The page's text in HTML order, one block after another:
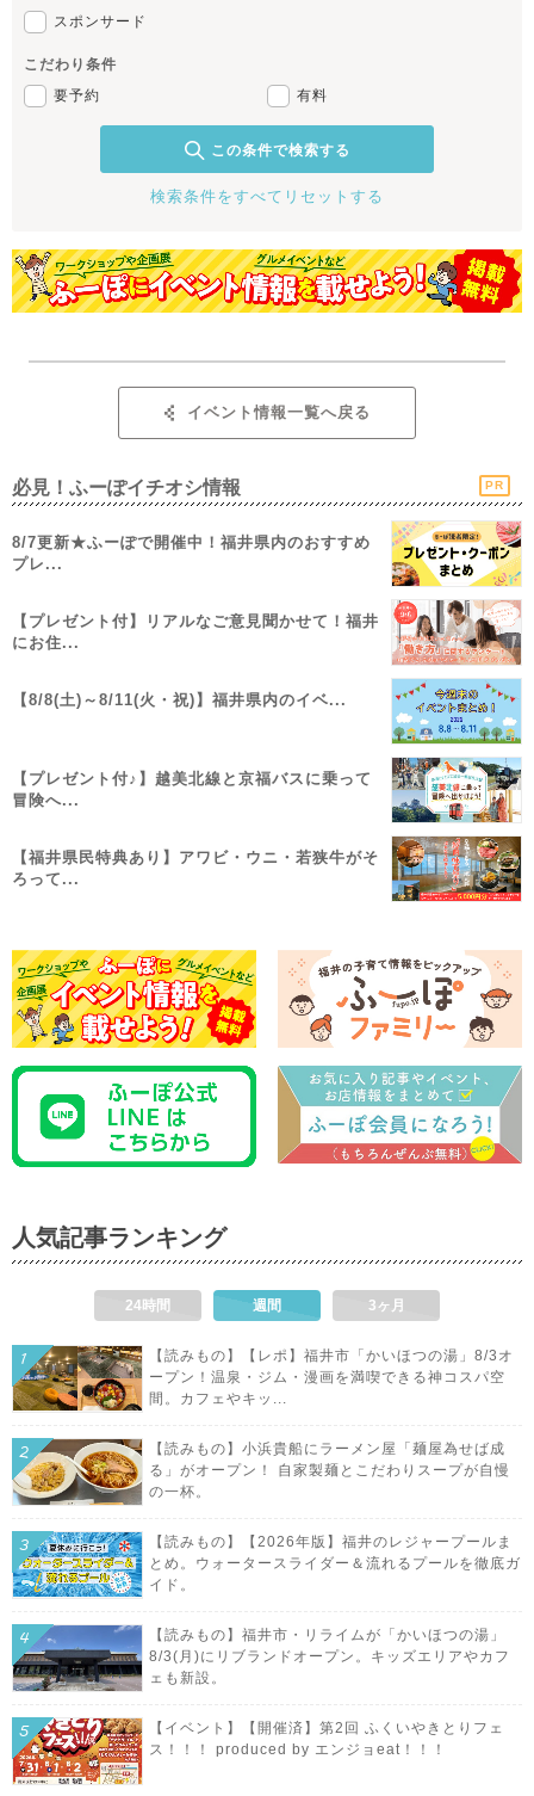
スポンサード
こだわり条件
要予約
有料
この条件で検索する
検索条件をすべてリセットする
イベント情報一覧へ戻る
必見！ふーぽイチオシ情報 PR
8/7更新★ふーぽで開催中！福井県内のおすすめ
プレ...
【プレゼント付】リアルなご意見聞かせて！福井
にお住...
【8/8(土)～8/11(火・祝)】福井県内のイベ...
【プレゼント付♪】越美北線と京福バスに乗って
冒険へ...
【福井県民特典あり】アワビ・ウニ・若狭牛がそ
ろって...
人気記事ランキング
24時間 週間 3ヶ月
【読みもの】【レポ】福井市「かいほつの湯」8/3オ
ープン！温泉・ジム・漫画を満喫できる神コスパ空
間。カフェやキッ...
【読みもの】小浜貴船にラーメン屋「麺屋為せば成
る」がオープン！ 自家製麺とこだわりスープが自慢
の一杯。
【読みもの】【2026年版】福井のレジャープールま
とめ。ウォータースライダー＆流れるプールを徹底ガ
イド。
【読みもの】福井市・リライムが「かいほつの湯」
8/3(月)にリブランドオープン。キッズエリアやカフ
ェも新設。
【イベント】【開催済】第2回 ふくいやきとりフェ
ス！！！ produced by エンジョeat！！！